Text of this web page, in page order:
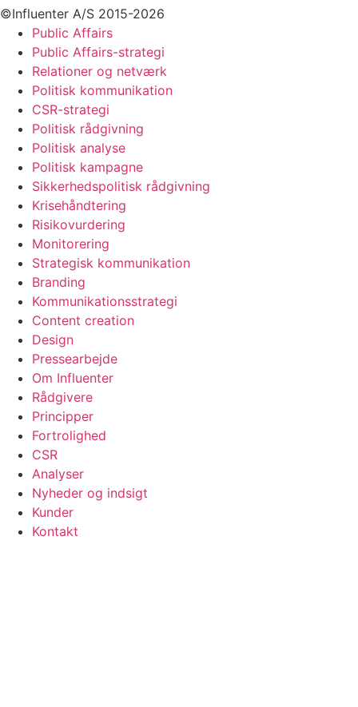
©Influenter A/S 2015-2026
Public Affairs
Public Affairs-strategi
Relationer og netværk
Politisk kommunikation
CSR-strategi
Politisk rådgivning
Politisk analyse
Politisk kampagne
Sikkerhedspolitisk rådgivning
Krisehåndtering
Risikovurdering
Monitorering
Strategisk kommunikation
Branding
Kommunikationsstrategi
Content creation
Design
Pressearbejde
Om Influenter
Rådgivere
Principper
Fortrolighed
CSR
Analyser
Nyheder og indsigt
Kunder
Kontakt